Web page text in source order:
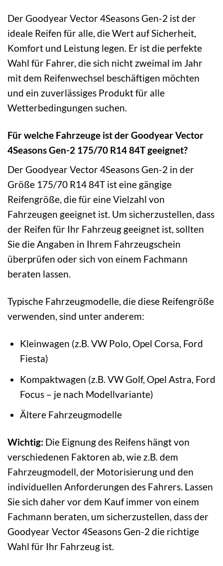
Der Goodyear Vector 4Seasons Gen-2 ist der
ideale Reifen für alle, die Wert auf Sicherheit,
Komfort und Leistung legen. Er ist die perfekte
Wahl für Fahrer, die sich nicht zweimal im Jahr
mit dem Reifenwechsel beschäftigen möchten
und ein zuverlässiges Produkt für alle
Wetterbedingungen suchen.
Für welche Fahrzeuge ist der Goodyear Vector
4Seasons Gen-2 175/70 R14 84T geeignet?
Der Goodyear Vector 4Seasons Gen-2 in der
Größe 175/70 R14 84T ist eine gängige
Reifengröße, die für eine Vielzahl von
Fahrzeugen geeignet ist. Um sicherzustellen, dass
der Reifen für Ihr Fahrzeug geeignet ist, sollten
Sie die Angaben in Ihrem Fahrzeugschein
überprüfen oder sich von einem Fachmann
beraten lassen.
Typische Fahrzeugmodelle, die diese Reifengröße
verwenden, sind unter anderem:
Kleinwagen (z.B. VW Polo, Opel Corsa, Ford
Fiesta)
Kompaktwagen (z.B. VW Golf, Opel Astra, Ford
Focus – je nach Modellvariante)
Ältere Fahrzeugmodelle
Wichtig: Die Eignung des Reifens hängt von
verschiedenen Faktoren ab, wie z.B. dem
Fahrzeugmodell, der Motorisierung und den
individuellen Anforderungen des Fahrers. Lassen
Sie sich daher vor dem Kauf immer von einem
Fachmann beraten, um sicherzustellen, dass der
Goodyear Vector 4Seasons Gen-2 die richtige
Wahl für Ihr Fahrzeug ist.